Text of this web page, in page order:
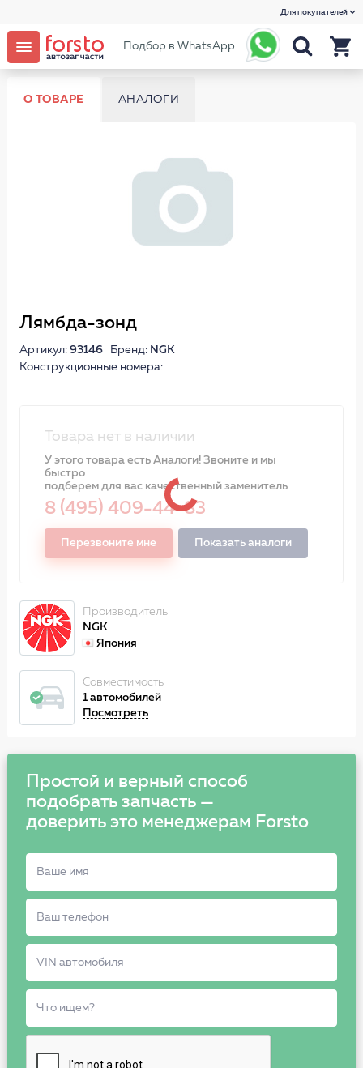
Для покупателей
Подбор в WhatsApp
О ТОВАРЕ АНАЛОГИ
Лямбда-зонд
Артикул: 93146Бренд: NGK
Конструкционные номера:
Товара нет в наличии
У этого товара есть Аналоги! Звоните и мы
быстро
подберем для вас качественный заменитель
8 (495) 409-44-83
Перезвоните мне Показать аналоги
Производитель
NGK
Япония
Совместимость
1 автомобилей
Посмотреть
Простой и верный способ
подобрать запчасть —
доверить это менеджерам Forsto